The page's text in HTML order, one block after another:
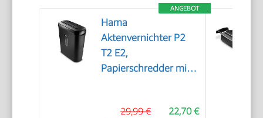
ANGEBOT
Hama
Aktenvernichter P2
T2 E2,
Papierschredder mit
22,70 €
29,99 €